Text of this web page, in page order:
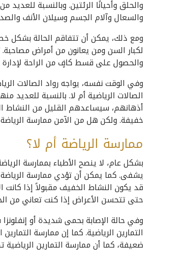
والحلق وأحيانًا الرئتين. وبالنسبة
والسعال وآلام الجسم وسيلان الأنف
ومع ذلك، يمكن أن تتفاقم الحالة بشكل
لكبار السن ومن يعانون من أمراض
والحصول على قسط كافٍ من الراحة لإدارة
وفي الوقت نفسه، يواجه رواد الصالات
الصالات الرياضية أم لا. بالنسبة
أذهانهم، سيساعدهم القليل من النشاط
خفيفة. ولكن هل من الآمن ممارسة الرياضة
ممارسة الرياضة أم لا؟
بشكل عام، لا ينصح الأطباء بممارسة
يشفى. كما يمكن أن تؤدي ممارسة
قد يكون النشاط الخفيف مقبولاً إذا كانت
حتى تتحسن الأعراض إذا كنت تعاني من
وفي حالة الإصابة بحمى شديدة أو
التمارين الرياضية. كما إن ممارسة
ضعيفة، كما أن ممارسة التمارين